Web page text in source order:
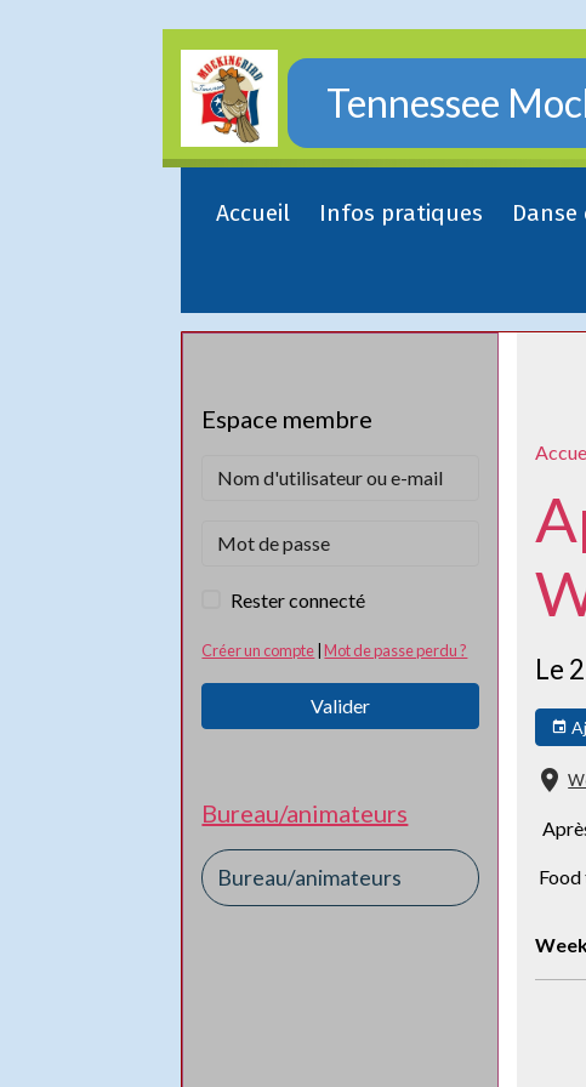
Tennessee
Accueil Infos pratiques
Le
Food
Espace membre
Rester connecté
Créer un compte|Mot de passe perdu ?
Valider
Bureau/animateurs
Bureau/animateurs